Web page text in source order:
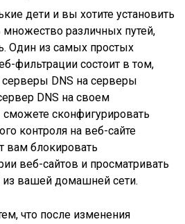
дети и вы хотите установить
различных путей,
Один из самых простых
фильтрации состоит в том,
DNS на серверы
DNS на своем
сконфигурировать
контроля на веб-сайте
вам блокировать
веб-сайтов и просматривать
вашей домашней сети.
что после изменения